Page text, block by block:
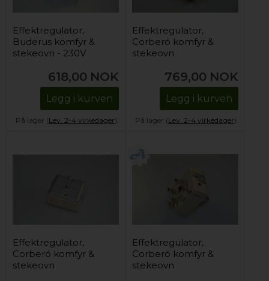
Effektregulator,
Buderus komfyr &
stekeovn - 230V
618,00 NOK
Legg i kurven
På lager (Lev. 2-4 virkedager).
Effektregulator,
Corberó komfyr &
stekeovn
769,00 NOK
Legg i kurven
På lager (Lev. 2-4 virkedager).
Effektregulator,
Corberó komfyr &
stekeovn
Effektregulator,
Corberó komfyr &
stekeovn